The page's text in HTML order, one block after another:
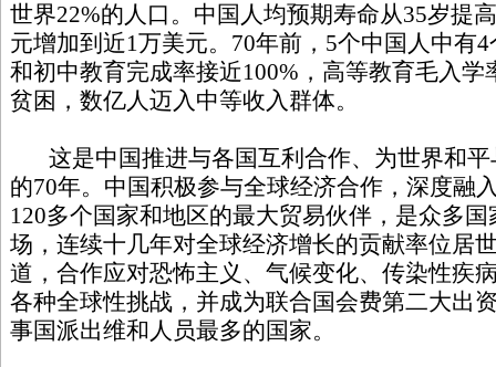
世界22%的人口。中国人均预期寿命从35岁提
元增加到近1万美元。70年前，5个中国人中有
和初中教育完成率接近100%，高等教育毛入学
贫困，数亿人迈入中等收入群体。
这是中国推进与各国互利合作、为世界和平
的70年。中国积极参与全球经济合作，深度融
120多个国家和地区的最大贸易伙伴，是众多
场，连续十几年对全球经济增长的贡献率位居
道，合作应对恐怖主义、气候变化、传染性疾
各种全球性挑战，并成为联合国会费第二大出
事国派出维和人员最多的国家。